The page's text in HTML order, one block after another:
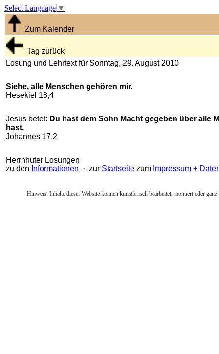
Select Language ▼
Zum Kalender
Tag zurück
Losung und Lehrtext für Sonntag, 29. August 2010
Siehe, alle Menschen gehören mir.
Hesekiel 18,4
Jesus betet: Du hast dem Sohn Macht gegeben über alle
hast.
Johannes 17,2
Herrnhuter Losungen
zu den Informationen · zur Startseite zum Impressum +
Hinweis: Inhalte dieser Website können künstlerisch bearbeitet, montiert oder